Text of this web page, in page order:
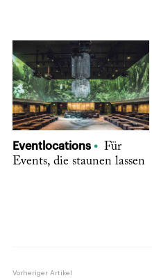
Eventlocations
Für
Events, die staunen lassen
Vorheriger Artikel